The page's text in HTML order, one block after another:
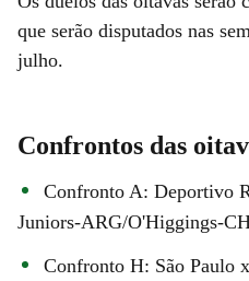
que serão disputados nas
julho.
Confrontos das
Confronto A: Deportivo
Juniors-ARG/O'Higgings-
Confronto H: São Paulo